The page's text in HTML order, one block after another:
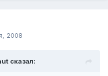
2008
сказал: